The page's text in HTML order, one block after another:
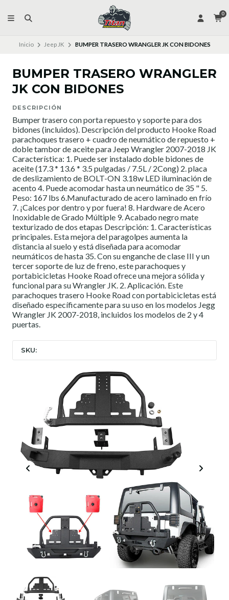
0
Inicio Jeep JK BUMPER TRASERO WRANGLER JK CON BIDONES
BUMPER TRASERO WRANGLER
JK CON BIDONES
DESCRIPCIÓN
Bumper trasero con porta repuesto y soporte para dos
bidones (incluidos). Descripción del producto Hooke Road
parachoques trasero + cuadro de neumático de repuesto +
doble tambor de aceite para Jeep Wrangler 2007-2018 JK
Característica: 1. Puede ser instalado doble bidones de
aceite (17.3 * 13.6 * 3.5 pulgadas / 7.5L / 2Cong) 2. placa
de deslizamiento de BOLT-ON 3.18w LED iluminación de
acento 4. Puede acomodar hasta un neumático de 35 " 5.
Peso: 167 lbs 6.Manufacturado de acero laminado en frío
7. ¡Calces por dentro y por fuera! 8. Hardware de Acero
Inoxidable de Grado Múltiple 9. Acabado negro mate
texturizado de dos etapas Descripción: 1. Características
principales. Esta mejora del paragolpes aumenta la
distancia al suelo y está diseñada para acomodar
neumáticos de hasta 35. Con su enganche de clase III y un
tercer soporte de luz de freno, este parachoques y
portabicicletas Hooke Road ofrece una mejora sólida y
funcional para su Wrangler JK. 2. Aplicación. Este
parachoques trasero Hooke Road con portabicicletas está
diseñado específicamente para su uso en los modelos Jegg
Wrangler JK 2007-2018, incluidos los modelos de 2 y 4
puertas.
SKU: